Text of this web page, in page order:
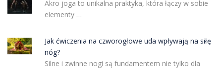
Akro joga to unikalna praktyka, która łączy w sobie
elementy …
Jak ćwiczenia na czworogłowe uda wpływają na siłę
nóg?
Silne i zwinne nogi są fundamentem nie tylko dla